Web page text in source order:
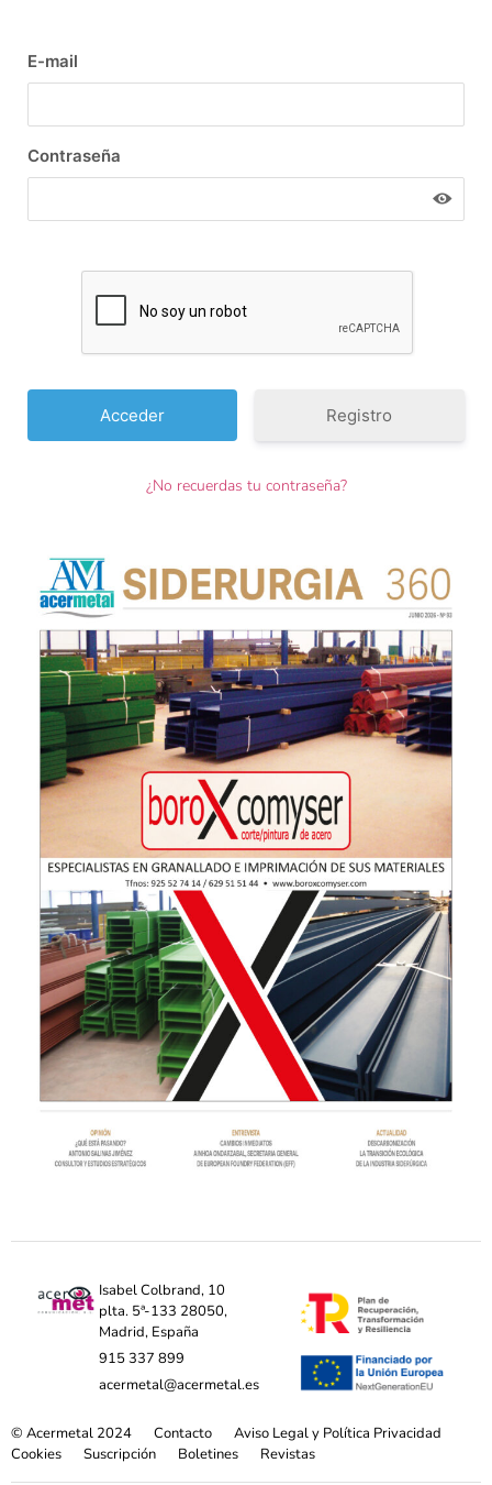
E-mail
Contraseña
Registro
¿No recuerdas tu contraseña?
Isabel Colbrand, 10
plta. 5ª-133 28050,
Madrid, España
915 337 899
acermetal@acermetal.es
© Acermetal 2024 Contacto
Aviso Legal y Política Privacidad
Cookies
Suscripción Boletines Revistas